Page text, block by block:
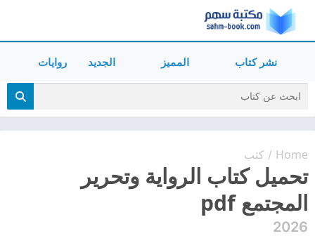
نشر كتاب المميز الجديد روايات
Home
/ كتب
تحميل كتاب الرواية وتحرير
المجتمع pdf
2026